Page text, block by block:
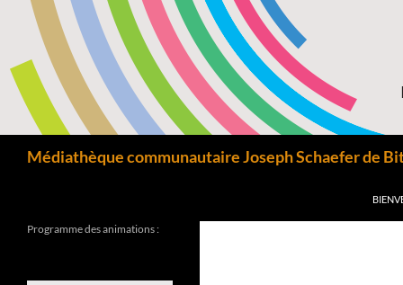
contenu
Médiathèque communautaire Joseph Schaefer de
Programme des animations :